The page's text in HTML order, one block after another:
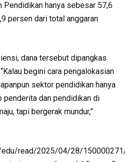
Pendidikan hanya sebesar 57,6
persen dari total anggaran
dana tersebut dipangkas
begini cara pengalokasian
sektor pendidikan hanya
penderita dan pendidikan di
tapi bergerak mundur,”
edu/read/2025/04/28/